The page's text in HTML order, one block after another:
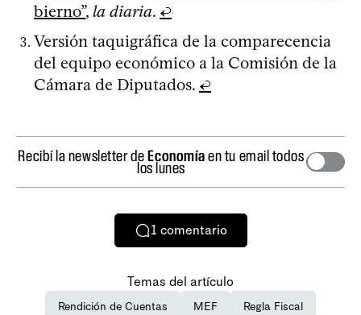
bierno”, la diaria. ↩
Versión taquigráfica de la comparecencia
del equipo económico a la Comisión de la
Cámara de Diputados. ↩
Recibí la newsletter deEconomíaen tu email todos
los lunes
1 comentario
Temas del artículo
Rendición de Cuentas MEF Regla Fiscal